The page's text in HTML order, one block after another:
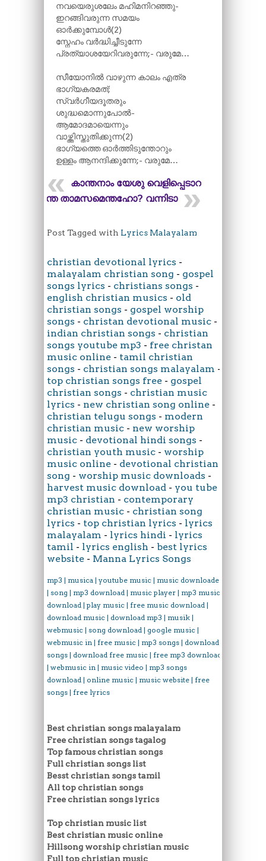
നവയെരുശലേം മഹിമനിറഞ്ഞു-
ഇറങ്ങിവരുന്ന സമയം
ഓർക്കുമ്പോൾ(2)
സ്നേഹം വർദ്ധിച്ചീടുന്നേ
പ്രത്യാശയേറിവരുന്നേ;- വരുമേ…
സീയോനിൽ വാഴുന്ന കാലം എത്ര
ഭാഗ്യകരമത്;
സ്വർഗീയദൂതരും
ശുദ്ധമൊന്നുപോൽ-
ആമോദമായെന്നും
വാഴ്ത്തിസ്തുതിക്കുന്ന(2)
ഭാഗ്യത്തെ ഓർത്തിടുന്തോറും
ഉള്ളം ആനന്ദിക്കുന്നേ;- വരുമേ…
കാന്തനാം യേശു വെളിപ്പെടാറായ്
കാന്ത താമസമെന്തഹോ? വന്നിടാ
Post Tagged with Lyrics Malayalam
christian devotional lyrics -
malayalam christian song - gospel
songs lyrics - christians songs -
english christian musics - old
christian songs - gospel worship
songs - christan devotional music -
indian christian songs - christian
songs youtube mp3 - free christan
music online - tamil christian
songs - christian songs malayalam -
top christian songs free - gospel
christian songs - christian music
lyrics - new christian song online -
christian telugu songs - modern
christian music - new worship
music - devotional hindi songs -
christian youth music - worship
music online - devotional christian
song - worship music downloads -
harvest music download - you tube
mp3 christian - contemporary
christian music - christian song
lyrics - top christian lyrics - lyrics
malayalam - lyrics hindi - lyrics
tamil - lyrics english - best lyrics
website - Manna Lyrics Songs
mp3 | musica | youtube music | music downloader
| song | mp3 download | music player | mp3 music
download | play music | free music download |
download music | download mp3 | musik |
webmusic | song download | google music |
webmusic in | free music | mp3 songs | download
songs | download free music | free mp3 download
| webmusic in | music video | mp3 songs
download | online music | music website | free
songs | free lyrics
Best christian songs malayalam
Free christian songs tagalog
Top famous christian songs
Full christian songs list
Besst christian songs tamil
All top christian songs
Free christian songs lyrics
Top christian music list
Best christian music online
Hillsong worship christian music
Full top christian music